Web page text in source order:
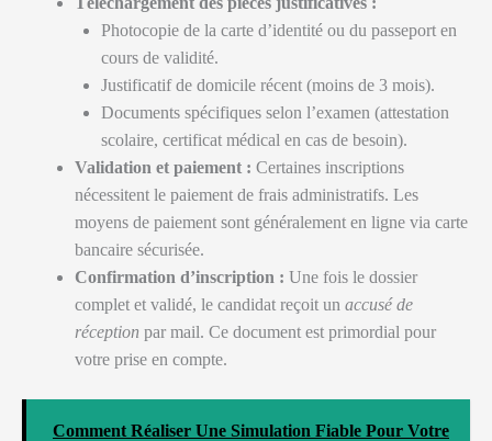
Photocopie de la carte d’identité ou du passeport en
cours de validité.
Justificatif de domicile récent (moins de 3 mois).
Documents spécifiques selon l’examen (attestation
scolaire, certificat médical en cas de besoin).
Validation et paiement : Certaines inscriptions
nécessitent le paiement de frais administratifs. Les
moyens de paiement sont généralement en ligne via carte
bancaire sécurisée.
Confirmation d’inscription : Une fois le dossier
complet et validé, le candidat reçoit un accusé de
réception par mail. Ce document est primordial pour
votre prise en compte.
Comment Réaliser Une Simulation Fiable Pour Votre